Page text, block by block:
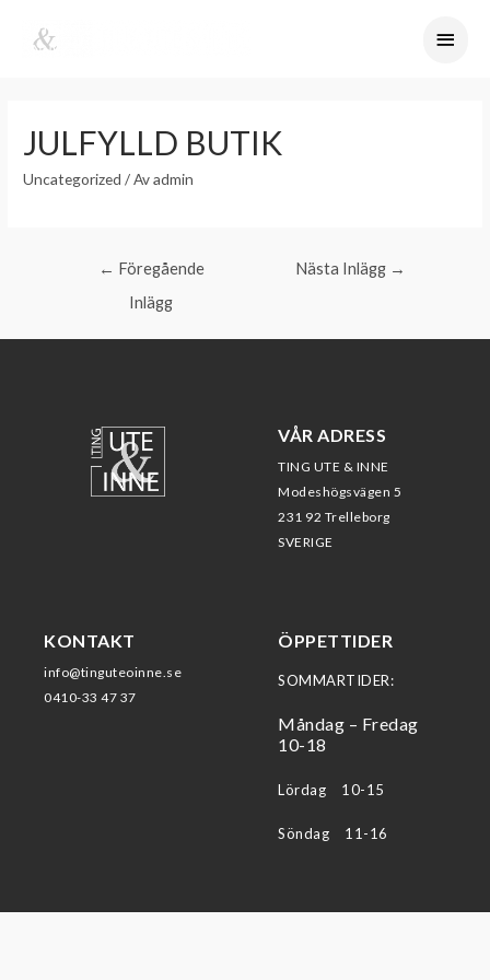
JULFYLLD BUTIK
Uncategorized / Avadmin
← Föregående
Inlägg
Nästa Inlägg →
VÅR ADRESS
TING UTE & INNE
Modeshögsvägen 5
231 92 Trelleborg
SVERIGE
KONTAKT
info@tinguteoinne.se
0410-33 47 37
ÖPPETTIDER
SOMMARTIDER:
Måndag – Fredag
10-18
Lördag 10-15
Söndag 11-16